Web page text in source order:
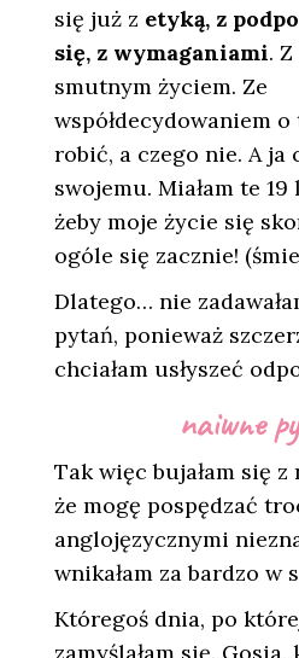
się już z etyką, z
się, z wymaganiami.
smutnym życiem. Ze
współdecydowaniem
robić, a czego nie. A ja
swojemu. Miałam te
żeby moje życie się
ogóle się zacznie!
Dlatego… nie
pytań, ponieważ
chciałam usłyszeć
naiwne
Tak więc bujałam się z
że mogę pospędzać
anglojęzycznymi
wnikałam za bardzo w
Któregoś dnia, po